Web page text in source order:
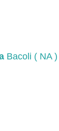
Bacoli ( NA )